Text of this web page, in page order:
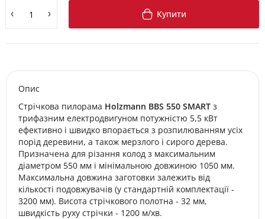
Купити
Опис
Стрічкова пилорама Holzmann BBS 550 SMART з
трифазним електродвигуном потужністю 5,5 кВт
ефективно і швидко впорається з розпилюванням усіх
порід деревини, а також мерзлого і сирого дерева.
Призначена для різання колод з максимальним
діаметром 550 мм і мінімальною довжиною 1050 мм.
Максимальна довжина заготовки залежить від
кількості подовжувачів (у стандартній комплектації -
3200 мм). Висота стрічкового полотна - 32 мм,
швидкість руху стрічки - 1200 м/хв.